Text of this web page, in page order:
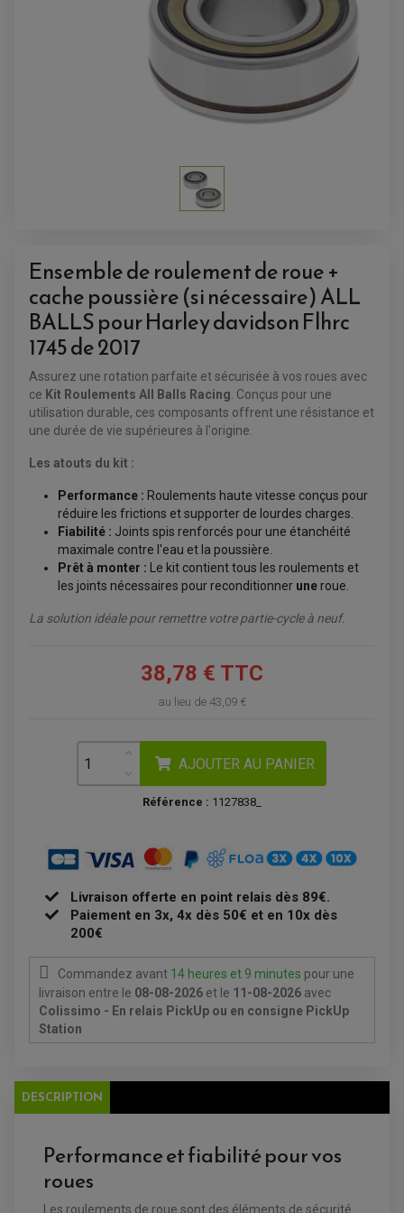
BAGAGERIE SOUPLE
SUPPORT TOP CASE
SUPPORT VALISE LATERAL
TOP CASE ET VALISES
ÉCHAPPEMENT MOTO
SILENCIEUX / ÉCHAPPEMENT MOTO
CHARGEUR BATTERIE
CLIGNOTANT MOTO
ECLAIRAGE MOTO
FEUX ADDITIONNELS
KIT RECONDITIONNEMENT DEMARREUR
POMPE A ESSENCE
REDRESSEUR / REGULATEUR
ENTRETIEN MOTO
ATELIER, PADDOCK, STAND
BOUGIE NGK
FILTRE A AIR
FILTRE A HUILE
FILTRE ET ACCESSOIRE ESSENCE
ÉCHAPEMENT SCOOTER
ÉCHAPPEMENT SCOOTER
BATTERIE SCOOTER
CHARGEUR DE BATTERIE
ECLAIRAGE SCOOTER
FREINAGE
DISQUE DE FREIN AVANT
DISQUE DE FREIN ARRIERE
MAÎTRE CYLINDRE
BOUCHON DE RÉSERVOIR QUAD
GUIDON QUAD
KIT POIGNÉE DE GAZ QUAD
POIGNÉE QUAD
PROTÈGE-MAINS
PONTETS / REHAUSSES DE GUIDON
REPOSE PIED QUAD
BAGAGERIE / TREUIL / ATTELAGE
COFFRE / TOP CASE QUAD
TREUIL ET ATTELAGE QUAD-SSV
ÉCHAPPEMENT QUAD
ENTRETIEN QUAD / SSV
BATTERIE
FILTRE A AIR BMC QUAD
FILTRE A AIR QUAD
EQUIPEMENT ELECTRIQUE QUAD / SSV
ÉQUIPEMENT ÉLECTRIQUE
ACCESSOIRES ÉLECTRIQUE ENDURO
PLAQUE PHARE
DÉMARREUR
BOBINE D'ALLUMAGE
COUPE-CONTACT
TRANSMISSION
KIT CHAÎNE
GUIDE CHAÎNE
PATIN DE BRAS OSCILLANT
EMBRAYAGE OFF ROAD
PIÈCE MOTEUR
POMPE À EAU BOYESEN
KIT RÉPARATION POMPE A EAU
Ensemble de roulement de roue +
cache poussière (si nécessaire) ALL
BALLS pour Harley davidson Flhrc
1745 de 2017
Assurez une rotation parfaite et sécurisée à vos roues avec
ce Kit Roulements All Balls Racing . Conçus pour une
utilisation durable, ces composants offrent une résistance et
une durée de vie supérieures à l'origine.
Les atouts du kit :
Performance : Roulements haute vitesse conçus pour
réduire les frictions et supporter de lourdes charges.
Fiabilité : Joints spis renforcés pour une étanchéité
maximale contre l'eau et la poussière.
Prêt à monter : Le kit contient tous les roulements et
les joints nécessaires pour reconditionner uneroue.
La solution idéale pour remettre votre partie-cycle à neuf.
38,78 € TTC
au lieu de 43,09 €
AJOUTER AU PANIER
Référence : 1127838_
Livraison offerte en point relais dès 89€.
Paiement en 3x, 4x dès 50€ et en 10x dès
200€
Commandez avant 14 heures et 9 minutes pour une
livraison entre le 08-08-2026 et le 11-08-2026 avec
Colissimo - En relais PickUp ou en consigne PickUp
Station
DESCRIPTION
Performance et fiabilité pour vos
roues
Les roulements de roue sont des éléments de sécurité